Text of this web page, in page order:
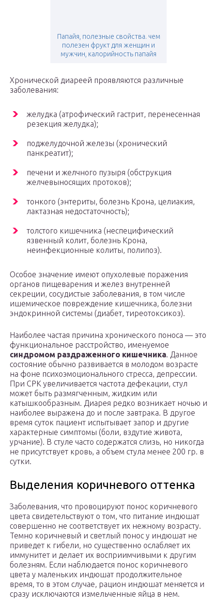
Папайя, полезные свойства. чем
полезен фрукт для женщин и
мужчин, калорийность папайя
Хронической диареей проявляются различные
заболевания:
желудка (атрофический гастрит, перенесенная
резекция желудка);
поджелудочной железы (хронический
панкреатит);
печени и желчного пузыря (обструкция
желчевыносящих протоков);
тонкого (энтериты, болезнь Крона, целиакия,
лактазная недостаточность);
толстого кишечника (неспецифический
язвенный колит, болезнь Крона,
неинфекционные колиты, полипоз).
Особое значение имеют опухолевые поражения
органов пищеварения и желез внутренней
секреции, сосудистые заболевания, в том числе
ишемическое повреждение кишечника, болезни
эндокринной системы (диабет, тиреотоксикоз).
Наиболее частая причина хронического поноса — это
функциональное расстройство, именуемое
синдромом раздраженного кишечника. Данное
состояние обычно развивается в молодом возрасте
на фоне психоэмоционального стресса, депрессии.
При СРК увеличивается частота дефекации, стул
может быть размягченным, жидким или
катышкообразным. Диарея редко возникает ночью и
наиболее выражена до и после завтрака. В другое
время суток пациент испытывает запор и другие
характерные симптомы (боли, вздутие живота,
урчание). В стуле часто содержатся слизь, но никогда
не присутствует кровь, а объем стула менее 200 гр. в
сутки.
Выделения коричневого оттенка
Заболевания, что провоцируют понос коричневого
цвета свидетельствуют о том, что питание индюшат
совершенно не соответствует их нежному возрасту.
Темно коричневый и светлый понос у индюшат не
приведет к гибели, но существенно ослабляет их
иммунитет и делает их восприимчивыми к другим
болезням. Если наблюдается понос коричневого
цвета у маленьких индюшат продолжительное
время, то в этом случае, рацион индюшат меняется и
сразу исключаются измельченные яйца в нем.